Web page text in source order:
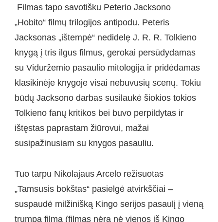
Filmas tapo savotišku Peterio Jacksono
„Hobito“ filmų trilogijos antipodu. Peteris
Jacksonas „ištempė“ nedidelę J. R. R. Tolkieno
knygą į tris ilgus filmus, gerokai persūdydamas
su Viduržemio pasaulio mitologija ir pridėdamas
klasikinėje knygoje visai nebuvusių scenų. Tokiu
būdų Jacksono darbas susilaukė šiokios tokios
Tolkieno fanų kritikos bei buvo perpildytas ir
ištęstas paprastam žiūrovui, mažai
susipažinusiam su knygos pasauliu.
Tuo tarpu Nikolajaus Arcelo režisuotas
„Tamsusis bokštas“ pasielgė atvirkščiai –
suspaudė milžinišką Kingo serijos pasaulį į vieną
trumpą filmą (filmas nėra nė vienos iš Kingo